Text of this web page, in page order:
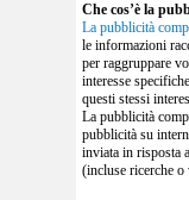
Che cos’è la
La pubblicità
le informazioni
per raggruppare
interesse
questi stessi
La pubblicità
pubblicità su
inviata in risposta
(incluse ricerche